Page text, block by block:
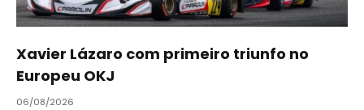
Xavier Lázaro com primeiro triunfo no
Europeu OKJ
06/08/2026